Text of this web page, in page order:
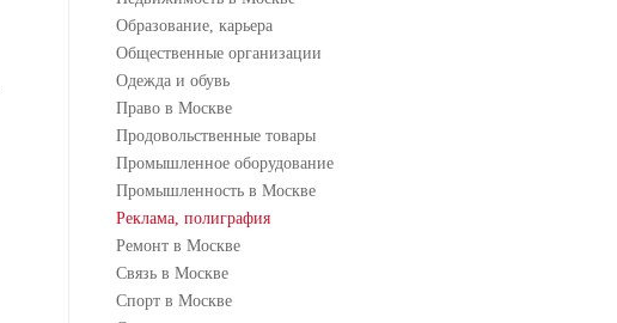
Образование, карьера
Общественные организации
Одежда и обувь
Право в Москве
Продовольственные товары
Промышленное оборудование
Промышленность в Москве
Реклама, полиграфия
Ремонт в Москве
Связь в Москве
Спорт в Москве